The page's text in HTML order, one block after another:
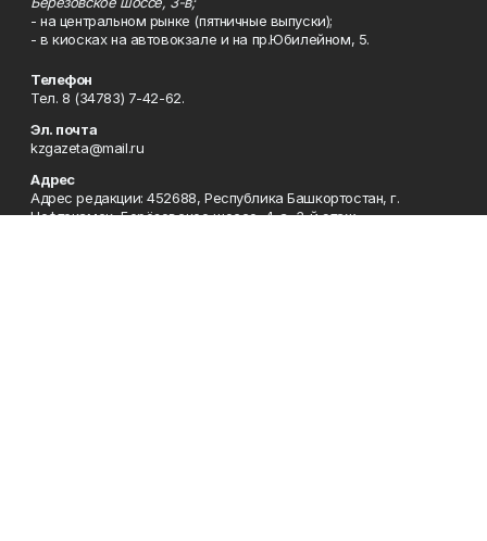
- на центральном рынке (пятничные выпуски);
- в киосках на автовокзале и на пр.Юбилейном, 5.
Телефон
Тел. 8 (34783) 7-42-62.
Эл. почта
kzgazeta@mail.ru
Адрес
Адрес редакции: 452688, Республика Башкортостан, г.
Нефтекамск, Берёзовское шоссе, 4-а, 3-й этаж.